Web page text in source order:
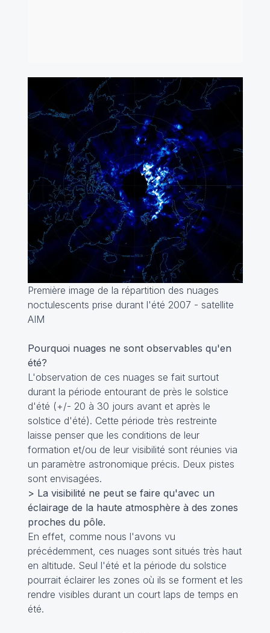
Première image de la répartition des nuages
noctulescents prise durant l'été 2007 - satellite
AIM
Pourquoi nuages ne sont observables qu'en
été?
L'observation de ces nuages se fait surtout
durant la période entourant de près le solstice
d'été (+/- 20 à 30 jours avant et après le
solstice d'été). Cette période très restreinte
laisse penser que les conditions de leur
formation et/ou de leur visibilité sont réunies via
un paramètre astronomique précis. Deux pistes
sont envisagées.
> La visibilité ne peut se faire qu'avec un
éclairage de la haute atmosphère à des zones
proches du pôle.
En effet, comme nous l'avons vu
précédemment, ces nuages sont situés très haut
en altitude. Seul l'été et la période du solstice
pourrait éclairer les zones où ils se forment et les
rendre visibles durant un court laps de temps en
été.